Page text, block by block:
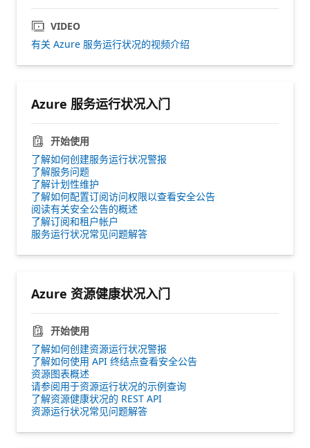
VIDEO
有关 Azure 服务运行状况的视频介绍
Azure 服务运行状况入门
开始使用
了解如何创建服务运行状况警报
了解服务问题
了解计划性维护
了解如何配置订阅访问权限以查看安全公告
阅读有关安全公告的概述
了解订阅和租户帐户
服务运行状况常见问题解答
Azure 资源健康状况入门
开始使用
了解如何创建资源运行状况警报
了解如何使用 API 终结点查看安全公告
资源图表概述
请参阅用于资源运行状况的示例查询
了解资源健康状况的 REST API
资源运行状况常见问题解答